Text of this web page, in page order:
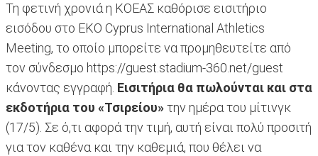
Τη φετινή χρονιά η ΚΟΕΑΣ καθόρισε εισιτήριο
εισόδου στο ΕΚΟ Cyprus International Athletics
Meeting, το οποίο μπορείτε να προμηθευτείτε από
τον σύνδεσμο https://guest.stadium-360.net/guest
κάνοντας εγγραφή. Εισιτήρια θα πωλούνται και στα
εκδοτήρια του «Τσιρείου»την ημέρα του μίτινγκ
(17/5). Σε ό,τι αφορά την τιμή, αυτή είναι πολύ προσιτή
για τον καθένα και την καθεμιά, που θέλει να